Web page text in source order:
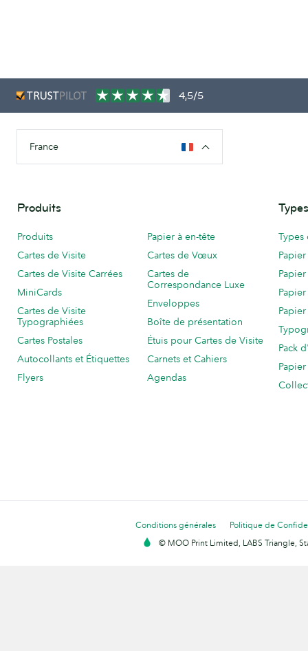
4,5/5
France
Produits
Produits
Cartes de Visite
Cartes de Visite Carrées
MiniCards
Cartes de Visite
Typographiées
Cartes Postales
Autocollants et Étiquettes
Flyers
Papier à en-tête
Cartes de Vœux
Cartes de
Correspondance Luxe
Enveloppes
Boîte de présentation
Étuis pour Cartes de Visite
Carnets et Cahiers
Agendas
Pack
Conditions générales
Politique de
© MOO Print Limited, LABS Triangle,